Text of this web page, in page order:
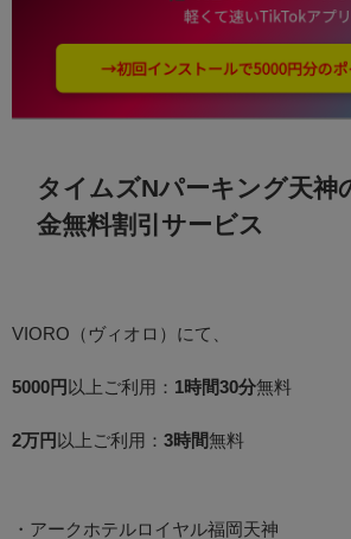
タイムズNパーキング天神
金無料割引サービス
VIORO（ヴィオロ）にて、
5000円 以上ご利用： 1時間30分無料
2万円 以上ご利用： 3時間無料
・アークホテルロイヤル福岡天神